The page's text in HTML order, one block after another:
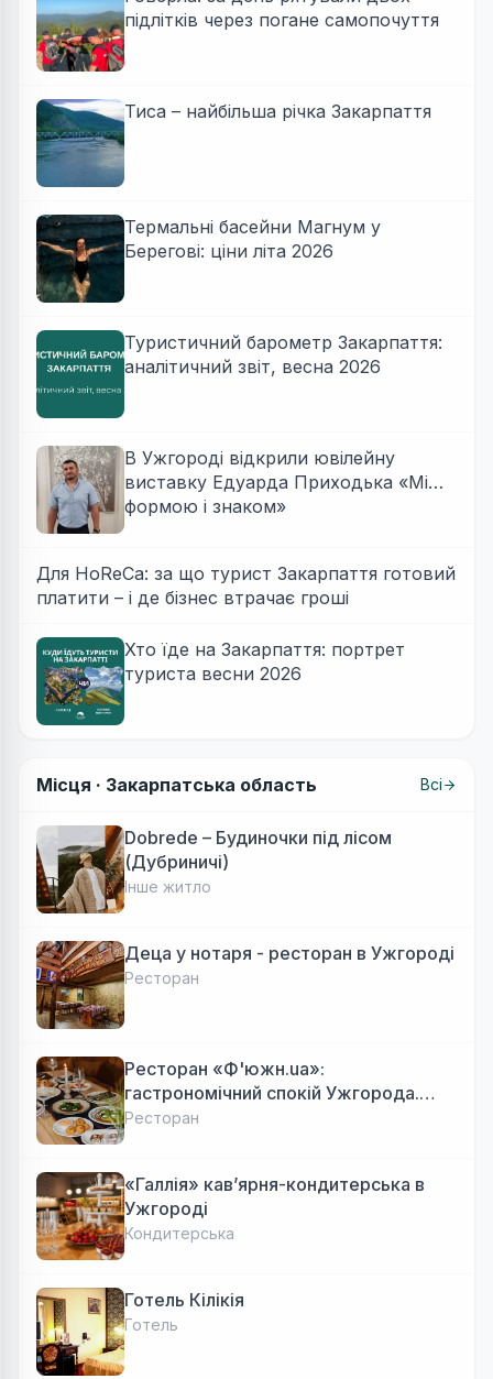
підлітків через погане самопочуття
Тиса – найбільша річка Закарпаття
Термальні басейни Магнум у
Берегові: ціни літа 2026
Туристичний барометр Закарпаття:
аналітичний звіт, весна 2026
В Ужгороді відкрили ювілейну
виставку Едуарда Приходька «Між
формою і знаком»
Для HoReCa: за що турист Закарпаття готовий
платити – і де бізнес втрачає гроші
Хто їде на Закарпаття: портрет
туриста весни 2026
Місця · Закарпатська область Всі
Dobrede – Будиночки під лісом
(Дубриничі)
Інше житло
Деца у нотаря - ресторан в Ужгороді
Ресторан
Ресторан «Ф'южн.ua»:
гастрономічний спокій Ужгорода.
Авторська локальна кухня, затишок
Ресторан
«Галлія» кав’ярня-кондитерська в
Ужгороді
Кондитерська
Готель Кілікія
Готель